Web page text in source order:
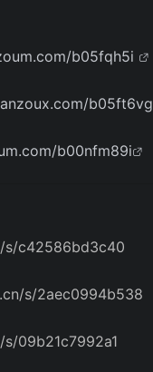
b05fqh5i
b05ft6vg
b00nfm89i
s/c42586bd3c40
s/2aec0994b538
09b21c7992a1